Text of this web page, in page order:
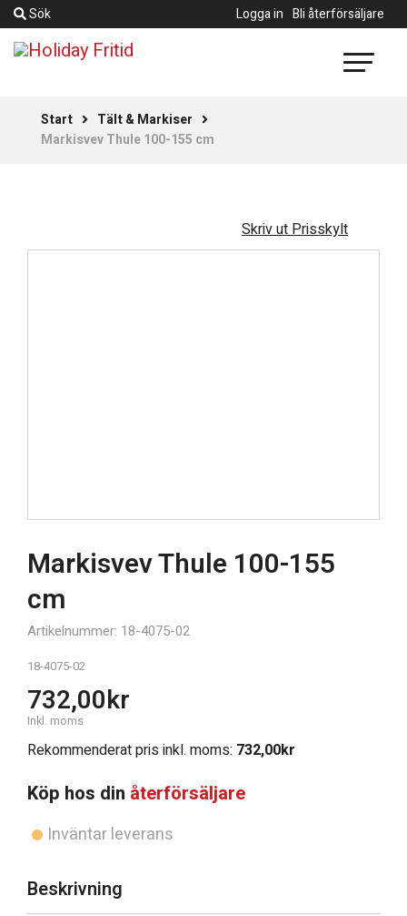
Sök Logga in Bli återförsäljare
Start
Tält & Markiser
Markisvev Thule 100-155 cm
Skriv ut Prisskylt
Markisvev Thule 100-155
cm
Artikelnummer: 18-4075-02
18-4075-02
732,00kr
Inkl. moms
Rekommenderat pris inkl. moms: 732,00kr
Köp hos din återförsäljare
Inväntar leverans
Beskrivning